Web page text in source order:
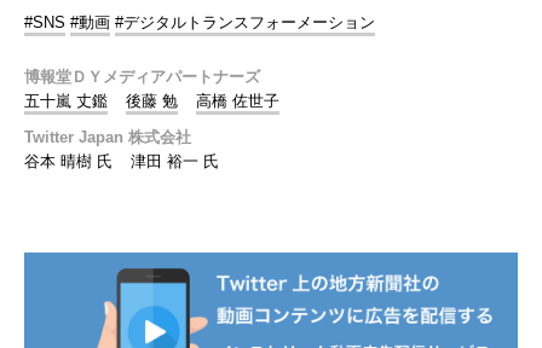
#SNS #動画 #デジタルトランスフォーメーション
博報堂ＤＹメディアパートナーズ
五十嵐 丈鑑
後藤 勉
高橋 佐世子
Twitter Japan 株式会社
谷本 晴樹 氏
津田 裕一 氏